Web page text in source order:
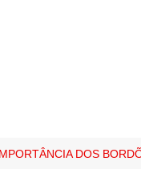
DOS